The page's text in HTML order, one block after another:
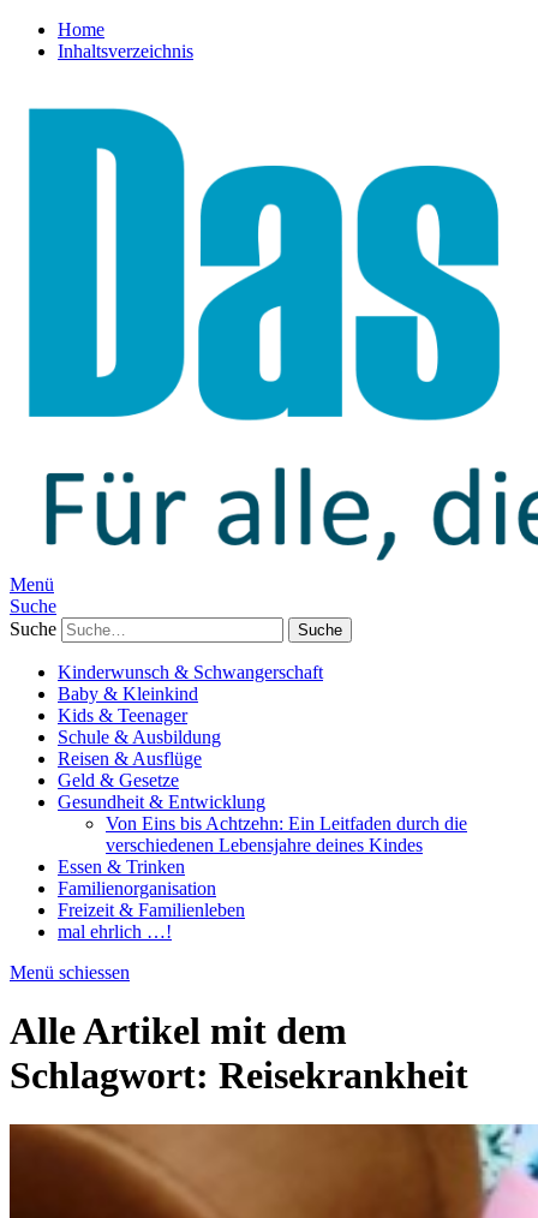
Home
Inhaltsverzeichnis
Menü
Suche
Suche
Kinderwunsch & Schwangerschaft
Baby & Kleinkind
Kids & Teenager
Schule & Ausbildung
Reisen & Ausflüge
Geld & Gesetze
Gesundheit & Entwicklung
Von Eins bis Achtzehn: Ein Leitfaden durch die
verschiedenen Lebensjahre deines Kindes
Essen & Trinken
Familienorganisation
Freizeit & Familienleben
mal ehrlich …!
Menü schiessen
Alle Artikel mit dem
Schlagwort: Reisekrankheit